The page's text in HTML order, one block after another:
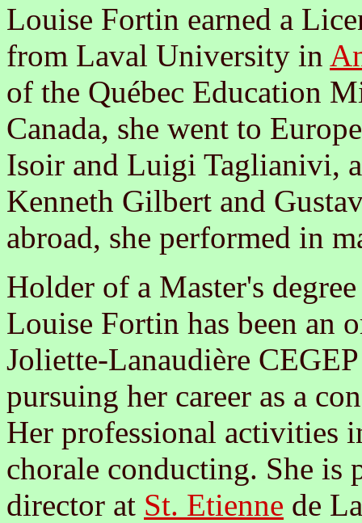
Louise Fortin earned a
from Laval University in
of the Québec Education
Canada, she went to
Isoir and Luigi Taglianivi,
Kenneth Gilbert and
abroad, she performed in
Holder of a Master's
Louise Fortin has been an
Joliette-Lanaudière
pursuing her career as a
Her professional activities
chorale conducting. She is
director at St. Etienne de